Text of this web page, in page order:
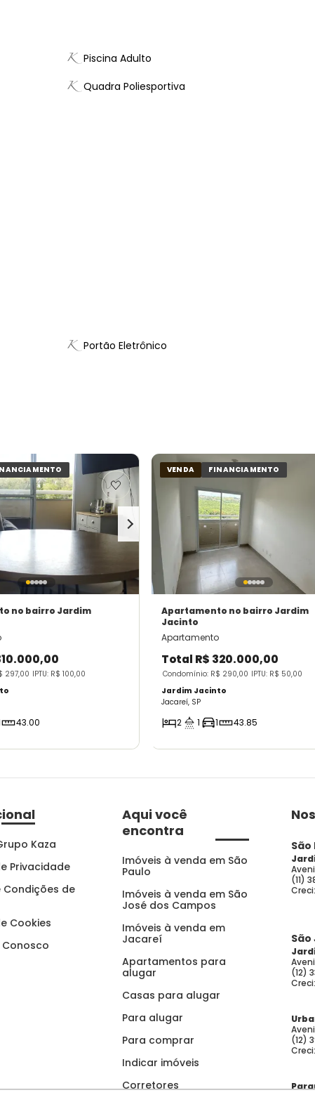
Piscina Adulto
Quadra Poliesportiva
Portão Eletrônico
no bairro Jardim
297,00 IPTU: R$ 100,00
43.00
VENDA FINANCIAMENTO
Apartamento no bairro Jardim
Jacinto
Apartamento
Total R$ 320.000,00
Condomínio: R$ 290,00 IPTU: R$ 50,00
Jardim Jacinto
Jacareí, SP
2 1 1 43.85
Kaza
Privacidade
Condições de
Cookies
Aqui você
encontra
Imóveis à venda em São
Paulo
Imóveis à venda em São
José dos Campos
Imóveis à venda em
Jacareí
Apartamentos para
alugar
Casas para alugar
Para alugar
Para comprar
Indicar imóveis
Corretores
São
(11)
São
(12)
(12)